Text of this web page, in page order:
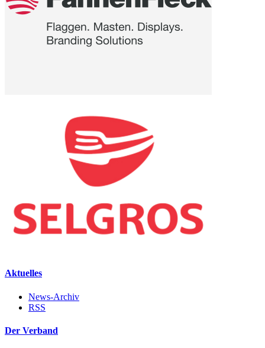
Aktuelles
News-Archiv
RSS
Der Verband